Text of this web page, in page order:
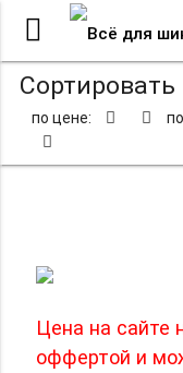
Сортировать
по цене:
Цена на сайте
оффертой и